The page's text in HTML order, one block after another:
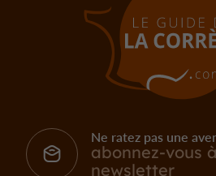
Ne ratez pas une
abonnez-vous
newsletter